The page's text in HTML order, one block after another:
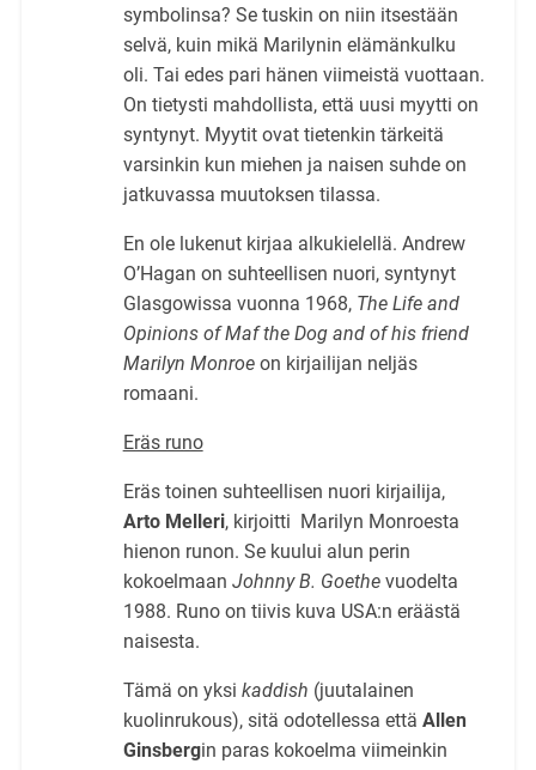
symbolinsa? Se tuskin on niin itsestään
selvä, kuin mikä Marilynin elämänkulku
oli. Tai edes pari hänen viimeistä vuottaan.
On tietysti mahdollista, että uusi myytti on
syntynyt. Myytit ovat tietenkin tärkeitä
varsinkin kun miehen ja naisen suhde on
jatkuvassa muutoksen tilassa.
En ole lukenut kirjaa alkukielellä. Andrew
O’Hagan on suhteellisen nuori, syntynyt
Glasgowissa vuonna 1968, The Life and
Opinions of Maf the Dog and of his friend
Marilyn Monroe on kirjailijan neljäs
romaani.
Eräs runo
Eräs toinen suhteellisen nuori kirjailija,
Arto Melleri, kirjoitti Marilyn Monroesta
hienon runon. Se kuului alun perin
kokoelmaan Johnny B. Goethevuodelta
1988. Runo on tiivis kuva USA:n eräästä
naisesta.
Tämä on yksi kaddish (juutalainen
kuolinrukous), sitä odotellessa että Allen
Ginsbergin paras kokoelma viimeinkin